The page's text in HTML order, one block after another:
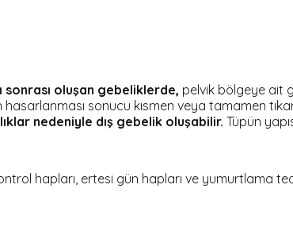
sonrası oluşan gebeliklerde, pelvik bölgeye ait
sonucu kısmen veya tamamen
nedeniyle dış gebelik oluşabilir. Tüpün
hapları, ertesi gün hapları ve yumurtlama